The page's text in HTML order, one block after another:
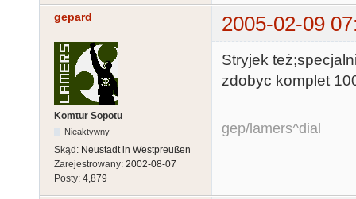
gepard 2005-02-09
Komtur Sopotu
Nieaktywny
Skąd: Neustadt in Westpreußen
Zarejestrowany: 2002-08-07
Posty: 4,879
Stryjek
zdobyc komplet
gep/lamers^dial